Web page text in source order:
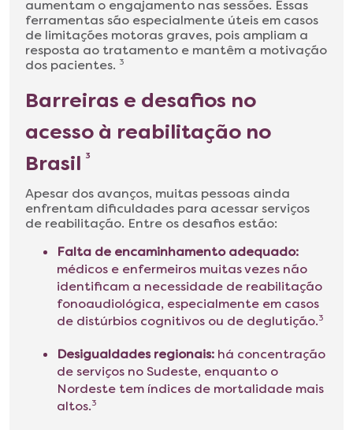
aumentam o engajamento nas sessões. Essas
ferramentas são especialmente úteis em casos
de limitações motoras graves, pois ampliam a
resposta ao tratamento e mantêm a motivação
dos pacientes. 3
Barreiras e desafios no
acesso à reabilitação no
Brasil 3
Apesar dos avanços, muitas pessoas ainda
enfrentam dificuldades para acessar serviços
de reabilitação. Entre os desafios estão:
Falta de encaminhamento adequado:
médicos e enfermeiros muitas vezes não
identificam a necessidade de reabilitação
fonoaudiológica, especialmente em casos
de distúrbios cognitivos ou de deglutição.3
Desigualdades regionais: há concentração
de serviços no Sudeste, enquanto o
Nordeste tem índices de mortalidade mais
altos.3